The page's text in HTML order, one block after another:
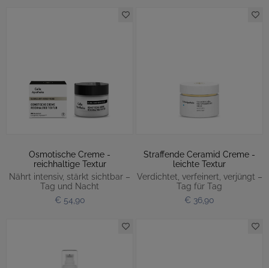
Osmotische Creme -
reichhaltige Textur
Nährt intensiv, stärkt sichtbar –
Tag und Nacht
€ 54,90
Straffende Ceramid Creme -
leichte Textur
Verdichtet, verfeinert, verjüngt –
Tag für Tag
€ 36,90